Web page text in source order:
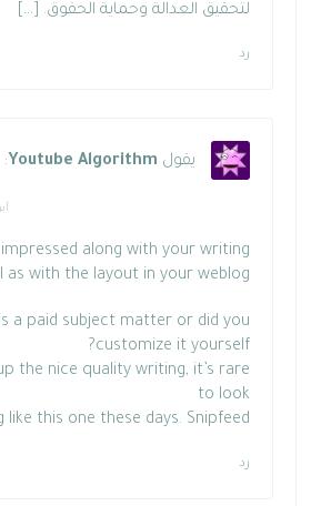
لتحقيق العدالة وحماية الحقوق. […]
رد
يقول Youtube Algorithm
:
أبريل
impressed along with your writing
as with the layout in your weblog.
a paid subject matter or did you
customize it yourself?
the nice quality writing, it’s rare
to look
like this one these days. Snipfeed
رد